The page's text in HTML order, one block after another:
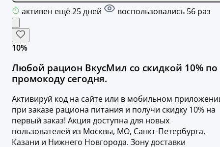
активен ещё 25 дней воспользовались 56 раз
10%
Любой рацион ВкусМил со скидкой 10% по
промокоду сегодня.
Активируй код на сайте или в мобильном
при заказе рациона питания и получи скидку 10% на
первый заказ! Акция доступна для новых
пользователей из Москвы, МО, Санкт-Петербурга,
Казани и Нижнего Новгорода. Зону доставки